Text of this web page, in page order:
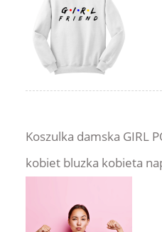
Koszulka damska GIRL
kobiet bluzka kobieta